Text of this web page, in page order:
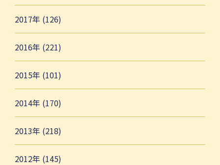
2017年 (126)
2016年 (221)
2015年 (101)
2014年 (170)
2013年 (218)
2012年 (145)